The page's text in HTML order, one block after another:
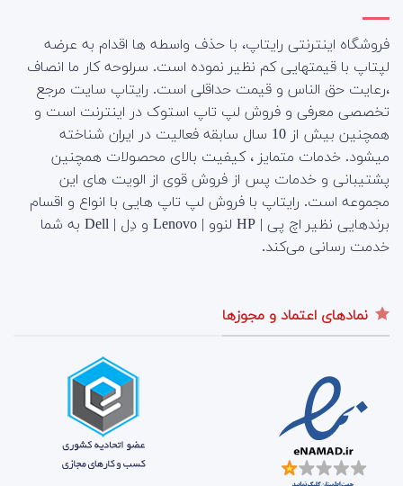
فروشگاه اینترنتی رایتاپ، با حذف واسطه ها اقدام به عرضه
لپتاپ با قیمتهایی کم نظیر نموده است. سرلوحه کار ما انصاف
،رعایت حق الناس و قیمت حداقلی است. رایتاپ سایت مرجع
تخصصی معرفی و فروش لپ تاپ استوک در اینترنت است و
همچنین بیش از 10 سال سابقه فعالیت در ایران شناخته
میشود. خدمات متمایز ، کیفیت بالای محصولات همچنین
پشتیبانی و خدمات پس از فروش قوی از الویت های این
مجموعه است. رایتاپ با فروش لپ تاپ هایی با انواع و اقسام
برندهایی نظیر اچ پی | HP لنوو | Lenovo و دِل | Dell به شما
خدمت رسانی می‌کند.
نمادهای اعتماد و مجوزها